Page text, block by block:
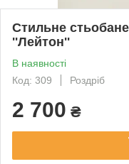
Стильне
''Лейтон''
В наявності
Код: 309
Роздріб
2 700 ₴